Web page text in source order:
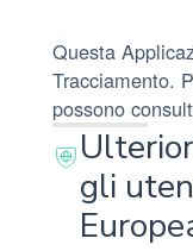
Questa
Tracciamento.
possono
gli